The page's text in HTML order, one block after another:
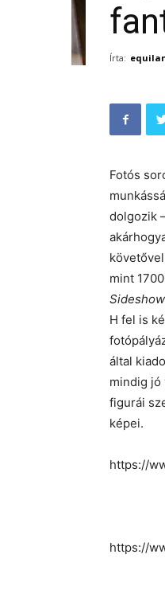
Írta:
Fotós
dolgozik
mint
H fel is
által
mindig jó
figurái
képei.
https://
https://